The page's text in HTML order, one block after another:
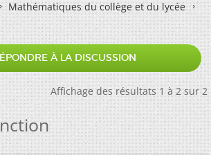
Mathématiques du collège et du lycée
À LA DISCUSSION
Affichage des résultats 1 à 2 sur 2